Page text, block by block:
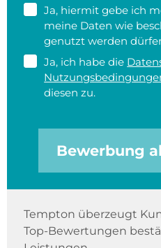
Ja, hiermit gebe ich
meine Daten wie
genutzt werden
Ja, ich habe die
diesen zu.
Bewerbung
Tempton überzeugt
Top-Bewertungen